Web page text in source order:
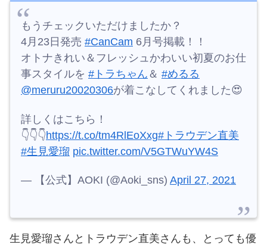
もうチェックいただけましたか？
4月23日発売 #CanCam 6月号掲載！！
オトナきれい＆フレッシュかわいい初夏のお仕
事スタイルを #トラちゃん ＆ #めるる
@meruru20020306が着こなしてくれました😍
詳しくはこちら！
👇👇👇https://t.co/tm4RlEoXxg#トラウデン直美
#生見愛瑠 pic.twitter.com/V5GTWuYW4S
— 【公式】AOKI (@Aoki_sns) April 27, 2021
生見愛瑠さんとトラウデン直美さんも、とっても優